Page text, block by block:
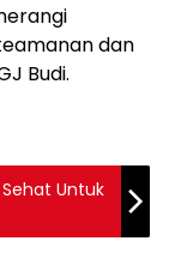
dan
Budi.
Untuk